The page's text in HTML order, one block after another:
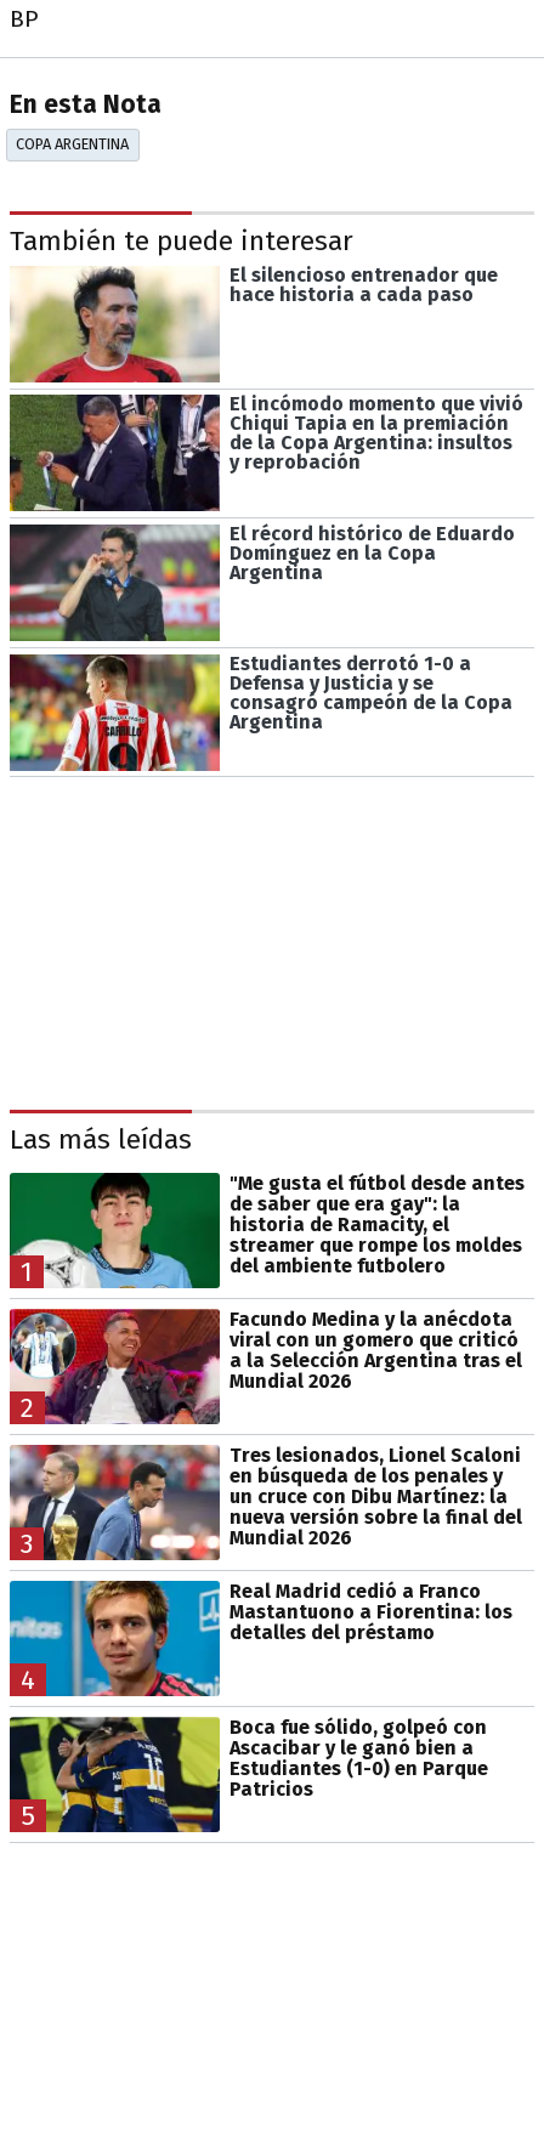
BP
En esta Nota
COPA ARGENTINA
También te puede interesar
El silencioso entrenador que
hace historia a cada paso
El incómodo momento que vivió
Chiqui Tapia en la premiación
de la Copa Argentina: insultos
y reprobación
El récord histórico de Eduardo
Domínguez en la Copa
Argentina
Estudiantes derrotó 1-0 a
Defensa y Justicia y se
consagró campeón de la Copa
Argentina
Las más leídas
1
"Me gusta el fútbol desde antes
de saber que era gay": la
historia de Ramacity, el
streamer que rompe los moldes
del ambiente futbolero
2
Facundo Medina y la anécdota
viral con un gomero que criticó
a la Selección Argentina tras el
Mundial 2026
3
Tres lesionados, Lionel Scaloni
en búsqueda de los penales y
un cruce con Dibu Martínez: la
nueva versión sobre la final del
Mundial 2026
4
Real Madrid cedió a Franco
Mastantuono a Fiorentina: los
detalles del préstamo
5
Boca fue sólido, golpeó con
Ascacibar y le ganó bien a
Estudiantes (1-0) en Parque
Patricios